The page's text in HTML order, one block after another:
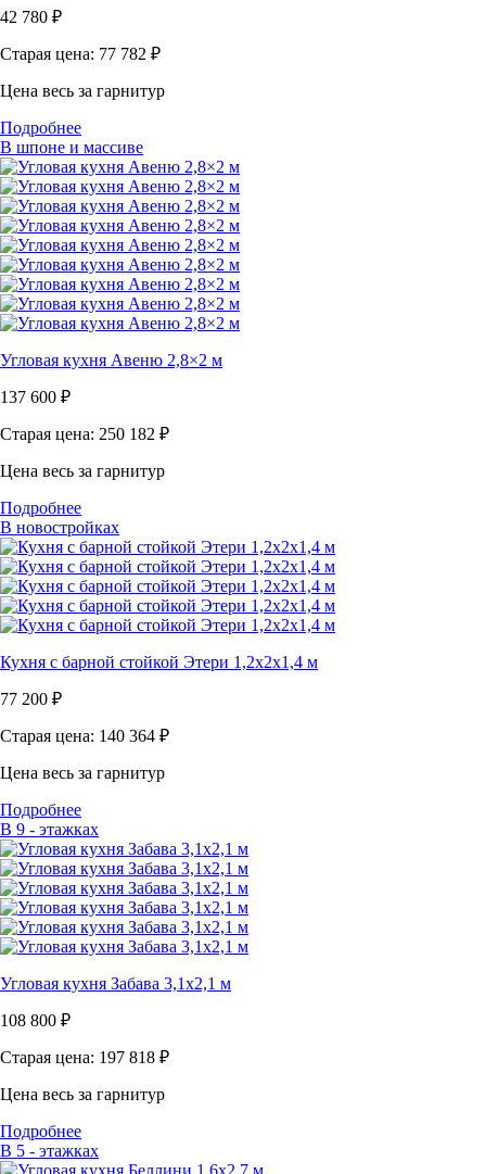
42 780 ₽
Старая цена: 77 782 ₽
Цена весь за гарнитур
Подробнее
В шпоне и массиве
Угловая кухня Авеню 2,8×2 м
137 600 ₽
Старая цена: 250 182 ₽
Цена весь за гарнитур
Подробнее
В новостройках
Кухня с барной стойкой Этери 1,2х2х1,4 м
77 200 ₽
Старая цена: 140 364 ₽
Цена весь за гарнитур
Подробнее
В 9 - этажках
Угловая кухня Забава 3,1х2,1 м
108 800 ₽
Старая цена: 197 818 ₽
Цена весь за гарнитур
Подробнее
В 5 - этажках